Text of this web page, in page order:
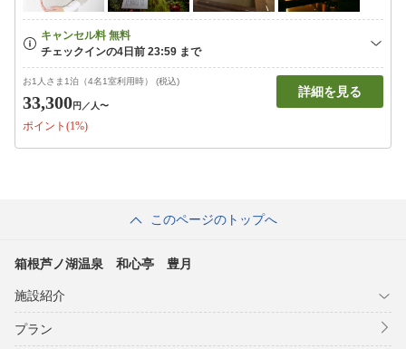
お1人さま1泊（4名1室利用時） (税込)
33,300円 ／人〜
ポイント(1%)
詳細を見る
このページのトップへ
箱根芦ノ湖温泉 和心亭 豊月
施設紹介
プラン